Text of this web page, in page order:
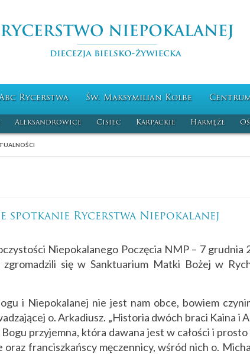
Rycerstwa Św. Maksymilian Kolbe
Aleksandrowice Cisiec Karpackie Harmęże
spotkanie Rycerstwa Niepokalanej
Niepokalanego Poczęcia NMP – 7 grudnia
zgromadzili się w Sanktuarium Matki Bożej w
i Niepokalanej nie jest nam obce, bowiem
o. Arkadiusz. „Historia dwóch braci Kaina i
przyjemna, która dawana jest w całości i prosto
oraz franciszkańscy męczennicy, wśród nich o.